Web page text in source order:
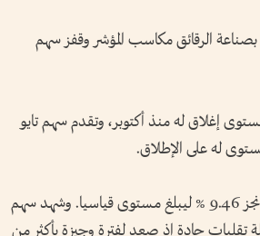
الرقائق ​مكاسب ⁠المؤشر وقفز سهم
مستوى إغلاق له منذ أكتوبر، وتقدم سهم تايو
وارتفع سهم سكرين هولدنجز 9.46 % ليبلغ مستوى قياسيا. وشهد سهم